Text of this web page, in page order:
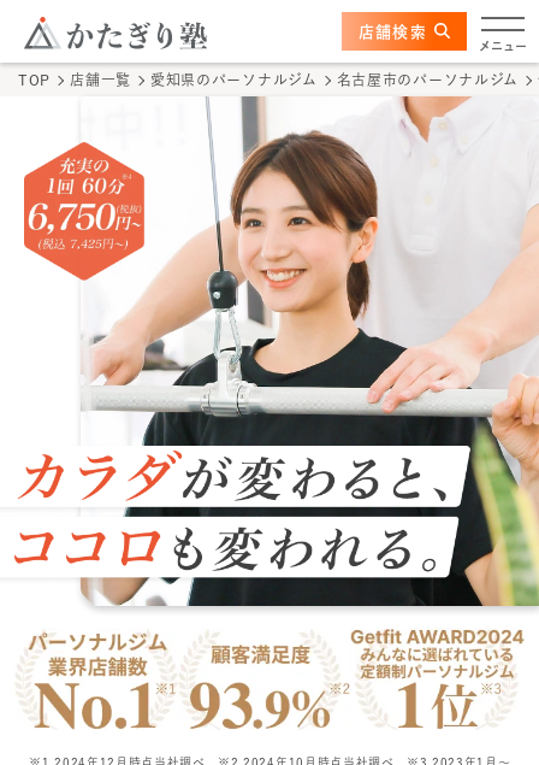
このページの本文へ
メニュー
今池店
かたぎり塾の特長
トレーナー
体験の流れ
店舗検索
かたぎり塾について
TOPページ
選ばれる理由
ビフォーアフター
TOP 店舗一覧 愛知県 のパーソナルジム 名古屋市のパーソナルジム
※1 2024年12月時点当社調べ ※2 2024年10月時点当社調べ
※3 2023年1月〜